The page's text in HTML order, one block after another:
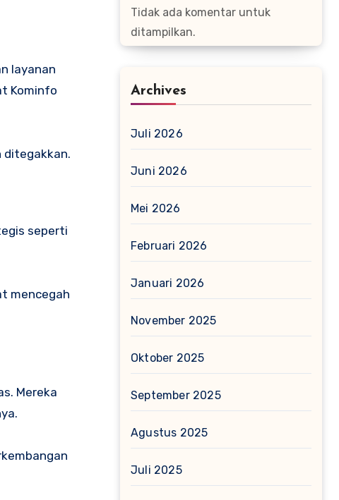
layanan
Kominfo
ditegakkan.
seperti
mencegah
Mereka
Tidak ada komentar untuk
ditampilkan.
Archives
Juli 2026
Juni 2026
Mei 2026
Februari 2026
Januari 2026
November 2025
Oktober 2025
September 2025
Agustus 2025
Juli 2025